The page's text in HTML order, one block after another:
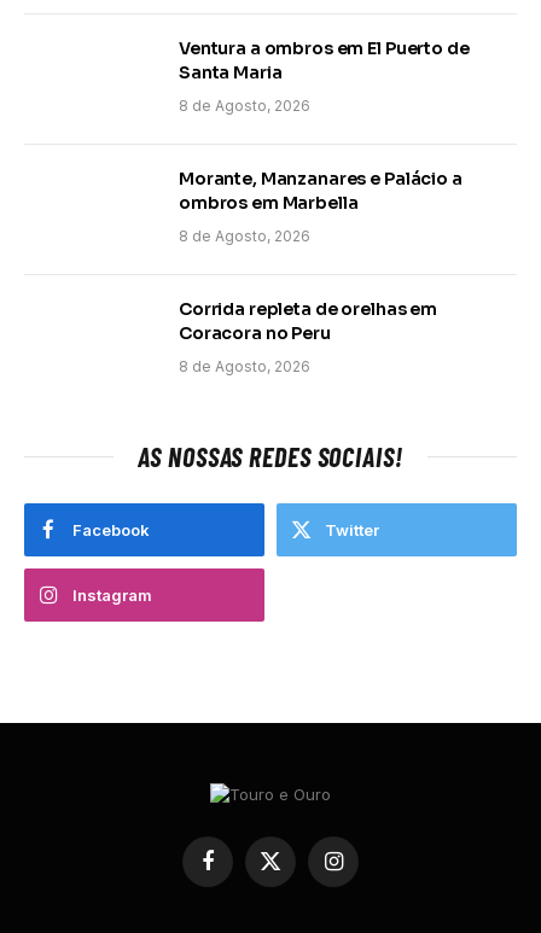
Ventura a ombros em El Puerto de
Santa Maria
8 de Agosto, 2026
Morante, Manzanares e Palácio a
ombros em Marbella
8 de Agosto, 2026
Corrida repleta de orelhas em
Coracora no Peru
8 de Agosto, 2026
AS NOSSAS REDES SOCIAIS!
Facebook Twitter
Instagram
Facebook
X
Instagram